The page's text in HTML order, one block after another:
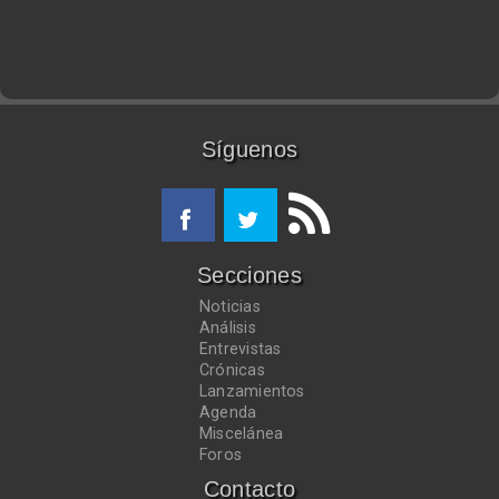
Síguenos
Secciones
Noticias
Análisis
Entrevistas
Crónicas
Lanzamientos
Agenda
Miscelánea
Foros
Contacto